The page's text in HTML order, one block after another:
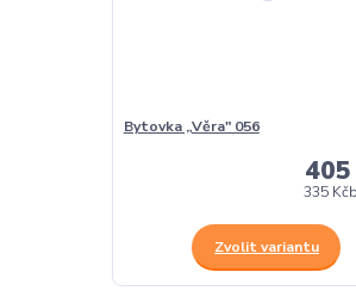
Bytovka „Věra" 056
335 Kč
Zvolit variantu